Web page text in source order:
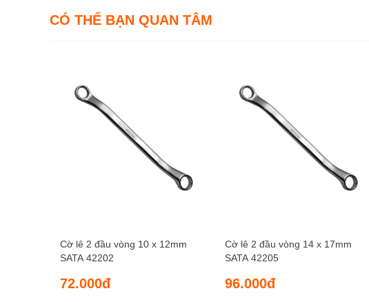
CÓ THỂ BẠN QUAN TÂM
Cờ lê 2 đầu vòng 10 x 12mm
SATA 42202
72.000đ
Cờ lê 2 đầu vòng 14 x 17mm
SATA 42205
96.000đ